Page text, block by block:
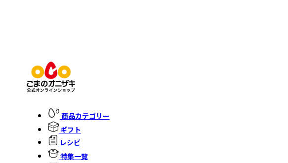
商品カテゴリー
ギフト
レシピ
特集一覧